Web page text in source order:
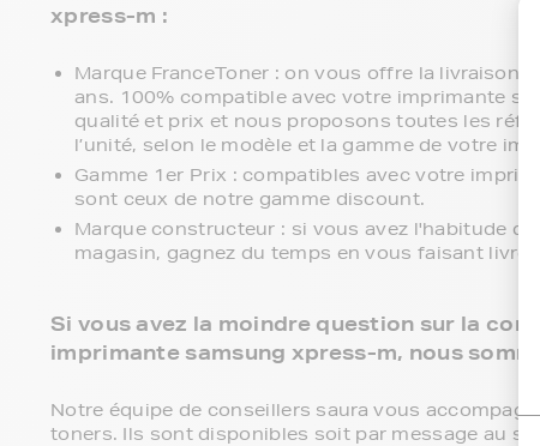
xpress-m :
Marque FranceToner : on vous offre la
ans. 100% compatible avec votre imprimante
qualité et prix et nous proposons toutes les
l’unité, selon le modèle et la gamme de votre
Gamme 1er Prix : compatibles avec votre
sont ceux de notre gamme discount.
Marque constructeur : si vous avez l'habitude
magasin, gagnez du temps en vous faisant
Si vous avez la moindre question sur la
imprimante samsung xpress-m, nous
Notre équipe de conseillers saura vous
toners. Ils sont disponibles soit par message au